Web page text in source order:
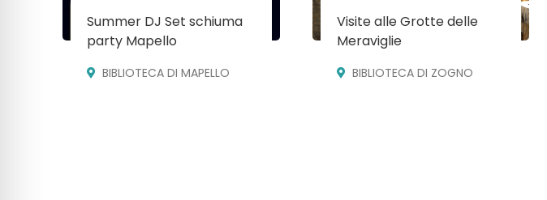
Summer DJ Set schiuma
party Mapello
BIBLIOTECA DI MAPELLO
Visite alle Grotte delle
Meraviglie
BIBLIOTECA DI ZOGNO